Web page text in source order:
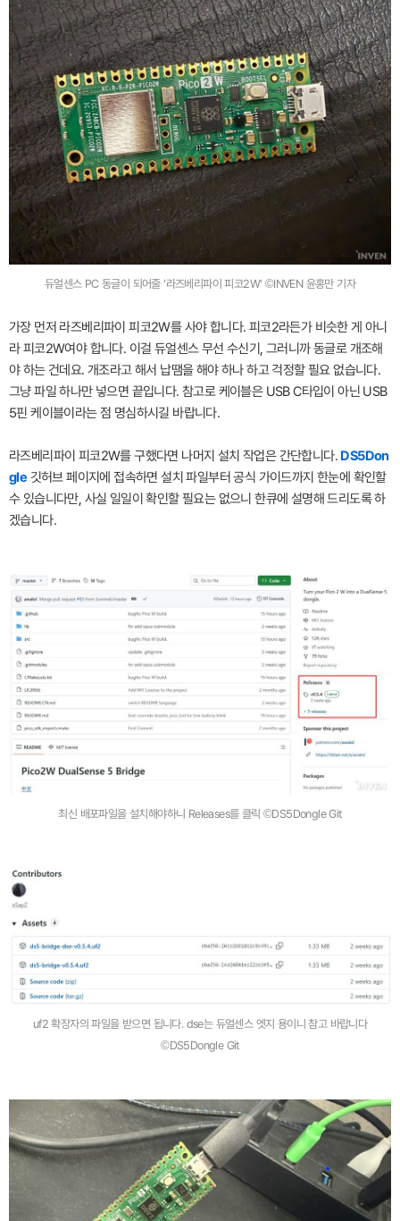
듀얼센스 PC 동글이 되어줄 '라즈베리파이 피코2W' ©INVEN 윤홍만 기자
가장 먼저 라즈베리파이 피코2W를 사야 합니다. 피코2라든가 비슷한 게 아니
라 피코2W여야 합니다. 이걸 듀얼센스 무선 수신기, 그러니까 동글로 개조해
야 하는 건데요. 개조라고 해서 납땜을 해야 하나 하고 걱정할 필요 없습니다.
그냥 파일 하나만 넣으면 끝입니다. 참고로 케이블은 USB C타입이 아닌 USB
5핀 케이블이라는 점 명심하시길 바랍니다.
라즈베리파이 피코2W를 구했다면 나머지 설치 작업은 간단합니다.DS5Don
gle 깃허브 페이지에 접속하면 설치 파일부터 공식 가이드까지 한눈에 확인할
수 있습니다만, 사실 일일이 확인할 필요는 없으니 한큐에 설명해 드리도록 하
겠습니다.
최신 배포파일을 설치해야하니 Releases를 클릭 ©DS5Dongle Git
uf2 확장자의 파일을 받으면 됩니다. dse는 듀얼센스 엣지 용이니 참고 바랍니다
©DS5Dongle Git